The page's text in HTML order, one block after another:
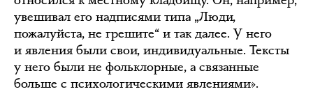
увешивал его надписями типа „Люди,
пожалуйста, не грешите“ и так далее. У него
и явления были свои, индивидуальные. Тексты
у него были не фольклорные, а связанные
больше с психологическими явлениями».